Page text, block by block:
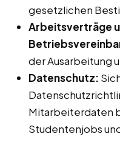
gesetzlichen
Arbeitsverträge
der Ausarbeitung
Datenschutz:
Mitarbeiterdaten
Studentenjobs